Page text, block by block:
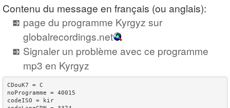
Contenu du message en français (ou anglais):
page du programme Kyrgyz sur
globalrecordings.net
Signaler un problème avec ce programme
mp3 en Kyrgyz
CDouK7 = C
noProgramme = 40015
codeISO = kir